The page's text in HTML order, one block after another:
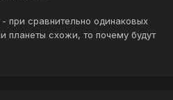
при сравнительно одинаковых
планеты схожи, то почему будут